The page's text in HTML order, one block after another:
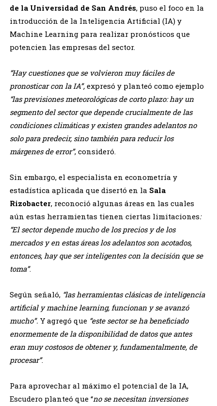
de la Universidad de San Andrés, puso el foco en la
introducción de la Inteligencia Artificial (IA) y
Machine Learning para realizar pronósticos que
potencien las empresas del sector.
“Hay cuestiones que se volvieron muy fáciles de
pronosticar con la IA”, expresó y planteó como ejemplo
“las previsiones meteorológicas de corto plazo: hay un
segmento del sector que depende crucialmente de las
condiciones climáticas y existen grandes adelantos no
solo para predecir, sino también para reducir los
márgenes de error”, consideró.
Sin embargo, el especialista en econometría y
estadística aplicada que disertó en la Sala
Rizobacter, reconoció algunas áreas en las cuales
aún estas herramientas tienen ciertas limitaciones:
“El sector depende mucho de los precios y de los
mercados y en estas áreas los adelantos son acotados,
entonces, hay que ser inteligentes con la decisión que se
toma”.
Según señaló, “las herramientas clásicas de inteligencia
artificial y machine learning, funcionan y se avanzó
mucho”. Y agregó que “este sector se ha beneficiado
enormemente de la disponibilidad de datos que antes
eran muy costosos de obtener y, fundamentalmente, de
procesar”.
Para aprovechar al máximo el potencial de la IA,
Escudero planteó que “no se necesitan inversiones